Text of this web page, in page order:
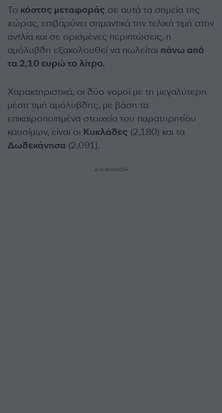
Το κόστος μεταφοράς σε αυτά τα σημεία της
χώρας, επιβαρύνει σημαντικά την τελική τιμή στην
αντλία και σε ορισμένες περιπτώσεις, η
αμόλυβδη εξακολουθεί να πωλείται πάνω από
τα 2,10 ευρώ το λίτρο.
Χαρακτηριστικά, οι δύο νομοί με τη μεγαλύτερη
μέση τιμή αμόλυβδης, με βάση τα
επικαιροποιημένα στοιχεία του παρατηρητίου
καυσίμων, είναι οι Κυκλάδες (2,180) και τα
Δωδεκάνησα (2,091).
ΔΙΑΦΗΜΙΣΗ